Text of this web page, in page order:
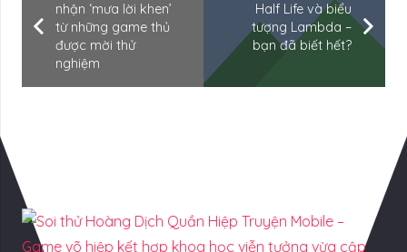
nhận ‘mưa lời khen’
từ những game thủ
được mời thử
nghiệm
Half Life và biểu
tượng Lambda –
bạn đã biết hết?